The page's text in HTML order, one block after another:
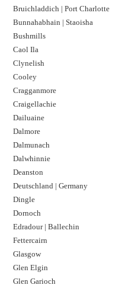
Bruichladdich | Port Charlotte
Bunnahabhain | Staoisha
Bushmills
Caol Ila
Clynelish
Cooley
Cragganmore
Craigellachie
Dailuaine
Dalmore​
Dalmunach
Dalwhinnie
Deanston
Deutschland | Germany
Dingle
Dornoch
Edradour | Ballechin
Fettercairn
Glasgow
Glen Elgin
Glen Garioch